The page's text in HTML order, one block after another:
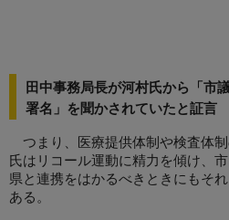
田中事務局長が河村氏から「市
署名」を聞かされていたと証言
つまり、医療提供体制や検査体
氏はリコール運動に精力を傾け、
県と連携をはかるべきときにもそ
ある。